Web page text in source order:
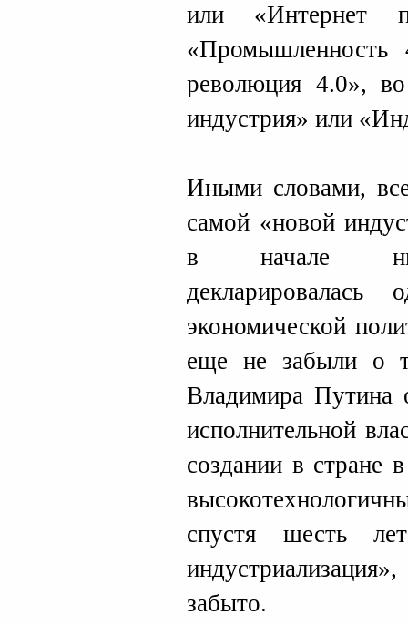
или
революция 4.0»,
индустрия» или
Иными словами,
самой «новой
в начале
экономической
еще не забыли о
Владимира Путина
исполнительной
создании в стране
спустя шесть
забыто.